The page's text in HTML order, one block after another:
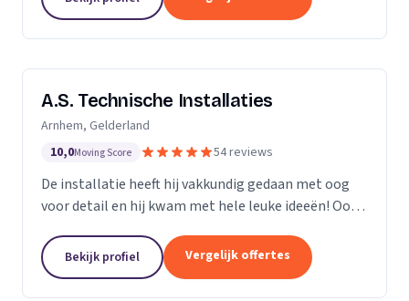
A.S. Technische Installaties
Arnhem, Gelderland
10,0Moving Score 54 reviews
De installatie heeft hij vakkundig gedaan met oog
voor detail en hij kwam met hele leuke ideeën! Ook
levertijden en we konden erg snel met hem...
Bekijk profiel Vergelijk offertes